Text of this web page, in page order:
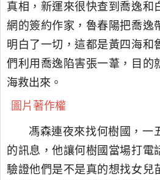
真相，新運來很快查到喬逸和
網的簽約作家，魯春陽把喬逸
明白了一切，這都是黃四海和
們利用喬逸陷害張一葦，目的
海救出來。
圖片著作權
馮森連夜來找何樹國，一
的訊息，他讓何樹國當場打電
驗證他們是不是真的想找女兒